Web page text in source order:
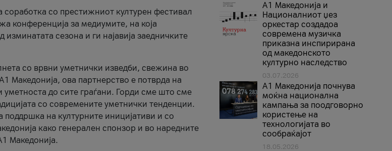
соработка со престижниот културен фестивал
конференција за медиумите, на која
сезона и ги најавија заедничките
со врвни уметнички изведби, свежина во
Македонија, ова партнерство е потврда на
уметноста до сите граѓани. Горди сме што сме
со современите уметнички тенденции.
поддршка на културните иницијативи и со
како генерален спонзор и во наредните
Македонија.
А1 Македонија и
Националниот џез
оркестар создадоа
современа музичка
приказна инспирирана
од македонското
културно наследство
03.07.2026
A1 Македонија почнува
моќна национална
кампања за поодговорно
користење на
технологијата во
сообраќајот
18.05.2026